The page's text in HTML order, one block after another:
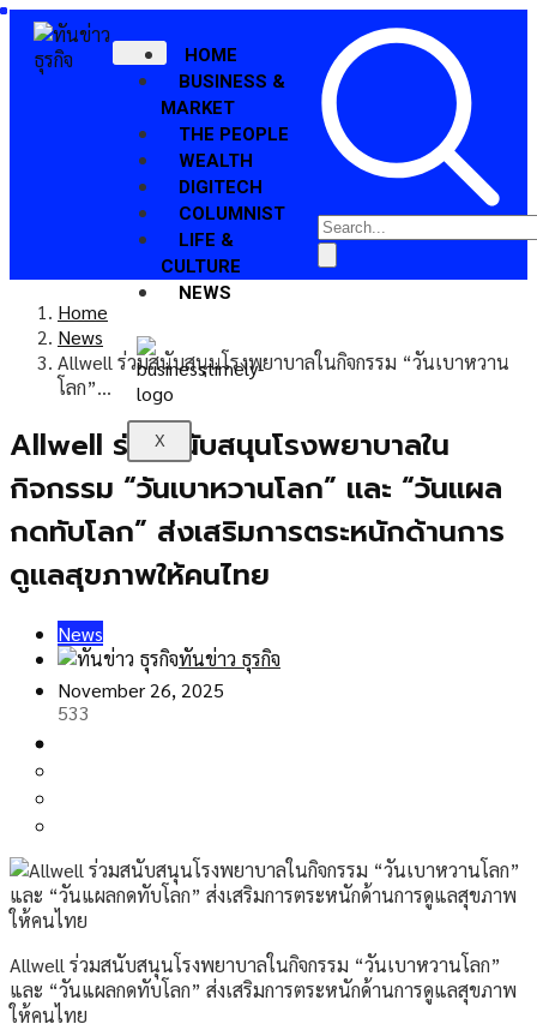
HOME
BUSINESS &
MARKET
THE PEOPLE
WEALTH
DIGITECH
COLUMNIST
LIFE &
CULTURE
NEWS
X
Home
News
Allwell ร่วมสนับสนุนโรงพยาบาลในกิจกรรม “วันเบาหวาน
โลก”…
Allwell ร่วมสนับสนุนโรงพยาบาลใน
กิจกรรม “วันเบาหวานโลก” และ “วันแผล
กดทับโลก” ส่งเสริมการตระหนักด้านการ
ดูแลสุขภาพให้คนไทย
News
ทันข่าว ธุรกิจ
November 26, 2025
533
Allwell ร่วมสนับสนุนโรงพยาบาลในกิจกรรม “วันเบาหวานโลก”
และ “วันแผลกดทับโลก” ส่งเสริมการตระหนักด้านการดูแลสุขภาพ
ให้คนไทย